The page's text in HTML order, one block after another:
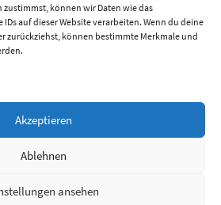
zustimmst, können wir Daten wie das
auf dieser Website verarbeiten. Wenn du deine
zurückziehst, können bestimmte Merkmale und
Akzeptieren
Ablehnen
ansehen